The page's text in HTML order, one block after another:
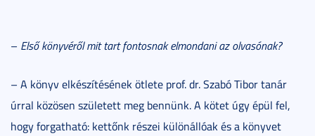
– Első könyvéről mit tart fontosnak elmondani az olvasónak?
– A könyv elkészítésének ötlete prof. dr. Szabó Tibor tanár
úrral közösen született meg bennünk. A kötet úgy épül fel,
hogy forgatható: kettőnk részei különállóak és a könyvet